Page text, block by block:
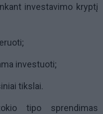
investavimo kryptį
investuoti;
tikslai.
tipo sprendimas